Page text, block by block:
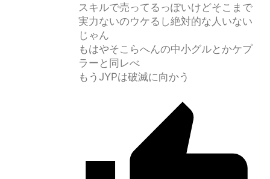
スキルで売ってるっぽいけどそこまで
実力ないのウケるし絶対的な人いない
じゃん
もはやそこらへんの中小グルとかケプ
ラーと同レべ
もうJYPは破滅に向かう